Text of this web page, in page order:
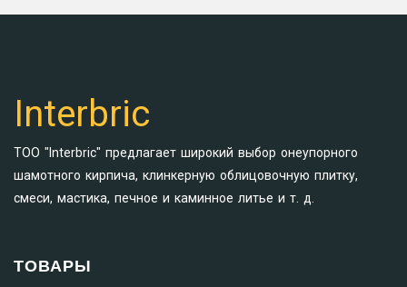
Interbric
ТОО "Interbric" предлагает широкий выбор онеупорного
шамотного кирпича, клинкерную облицовочную плитку,
смеси, мастика, печное и каминное литье и т. д.
ТОВАРЫ